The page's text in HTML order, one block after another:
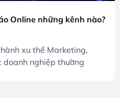
Online những kênh nào?
xu thế Marketing,
doanh nghiệp thường